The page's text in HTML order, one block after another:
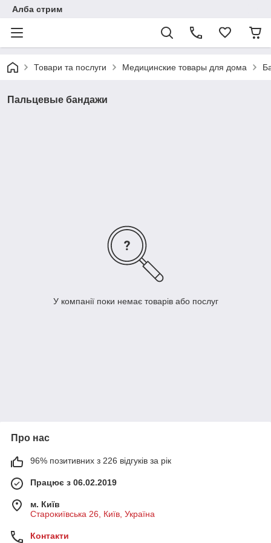
Алба стрим
Товари та послуги Медицинские товары для дома
Пальцевые бандажи
У компанії поки немає товарів або послуг
Про нас
96% позитивних з 226 відгуків за рік
Працює з 06.02.2019
м. Київ
Старокиївська 26, Київ, Україна
Контакти